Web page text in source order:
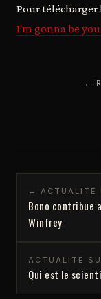
Pour télécharger
I'm gonna be
←
← ACTUALITÉ
Bono contribue
Winfrey
ACTUALITÉ
Qui est le